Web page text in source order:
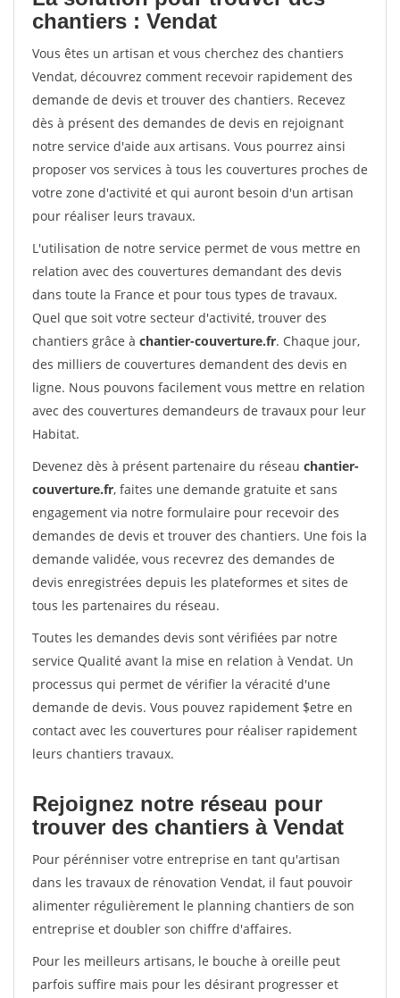
chantiers : Vendat
Vous êtes un artisan et vous cherchez des chantiers
Vendat, découvrez comment recevoir rapidement des
demande de devis et trouver des chantiers. Recevez
dès à présent des demandes de devis en rejoignant
notre service d'aide aux artisans. Vous pourrez ainsi
proposer vos services à tous les couvertures proches de
votre zone d'activité et qui auront besoin d'un artisan
pour réaliser leurs travaux.
L'utilisation de notre service permet de vous mettre en
relation avec des couvertures demandant des devis
dans toute la France et pour tous types de travaux.
Quel que soit votre secteur d'activité, trouver des
chantiers grâce à chantier-couverture.fr. Chaque jour,
des milliers de couvertures demandent des devis en
ligne. Nous pouvons facilement vous mettre en relation
avec des couvertures demandeurs de travaux pour leur
Habitat.
Devenez dès à présent partenaire du réseau chantier-
couverture.fr, faites une demande gratuite et sans
engagement via notre formulaire pour recevoir des
demandes de devis et trouver des chantiers. Une fois la
demande validée, vous recevrez des demandes de
devis enregistrées depuis les plateformes et sites de
tous les partenaires du réseau.
Toutes les demandes devis sont vérifiées par notre
service Qualité avant la mise en relation à Vendat. Un
processus qui permet de vérifier la véracité d'une
demande de devis. Vous pouvez rapidement $etre en
contact avec les couvertures pour réaliser rapidement
leurs chantiers travaux.
Rejoignez notre réseau pour
trouver des chantiers à Vendat
Pour pérénniser votre entreprise en tant qu'artisan
dans les travaux de rénovation Vendat, il faut pouvoir
alimenter régulièrement le planning chantiers de son
entreprise et doubler son chiffre d'affaires.
Pour les meilleurs artisans, le bouche à oreille peut
parfois suffire mais pour les désirant progresser et